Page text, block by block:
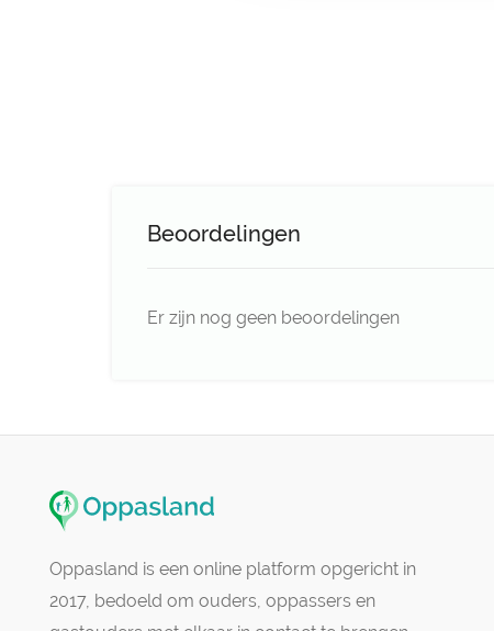
Beoordelingen
Er zijn nog geen beoordelingen
Oppasland is een online platform opgericht in
2017, bedoeld om ouders, oppassers en